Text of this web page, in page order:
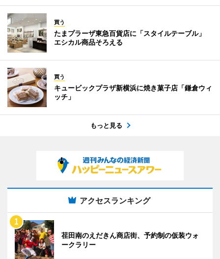
買う
たまプラーザ東急百貨店に「スタイルテーブル」
エシカル商品そろえる
買う
キュービックプラザ新横浜に焼き菓子店「鎌倉ウィ
ッチ」
もっと見る
アクセスランキング
荏田南のえだきん商店街、予約制の仮装ウォ
ークラリー